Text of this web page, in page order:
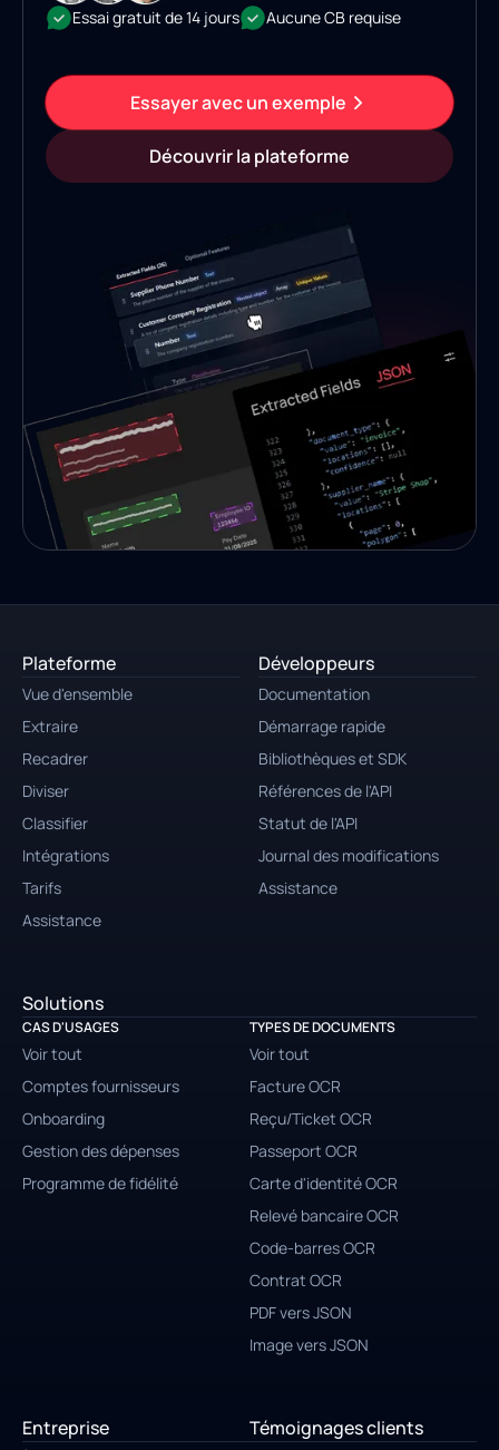
Essai gratuit de 14 jours Aucune CB requise
Essayer avec un exemple
Découvrir la plateforme
Plateforme
Vue d'ensemble
Extraire
Recadrer
Diviser
Classifier
Intégrations
Tarifs
Assistance
Solutions
CAS D'USAGES
Voir tout
Comptes fournisseurs
Onboarding
Gestion des dépenses
Programme de fidélité
TYPES DE DOCUMENTS
Voir tout
Facture OCR
Reçu/Ticket OCR
Passeport OCR
Carte d'identité OCR
Relevé bancaire OCR
Code-barres OCR
Contrat OCR
PDF vers JSON
Image vers JSON
Développeurs
Documentation
Démarrage rapide
Bibliothèques et SDK
Références de l'API
Statut de l'API
Journal des modifications
Assistance
Entreprise Témoignages clients